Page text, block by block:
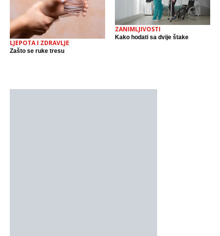
LJEPOTA I ZDRAVLJE
Zašto se ruke tresu
ZANIMLJIVOSTI
Kako hodati sa dvije štake